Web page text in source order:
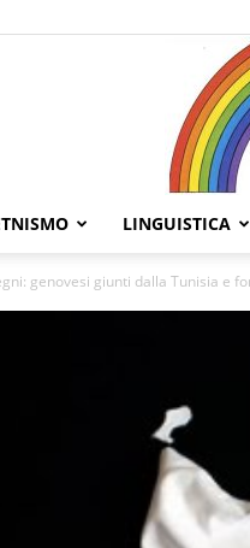
LINGUISTICA
genovesi giunti dalla Tunisia e